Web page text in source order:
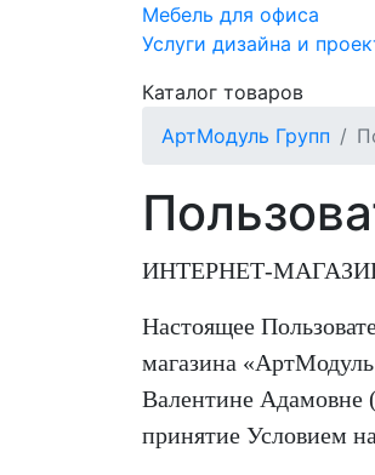
Мебель для офиса
Услуги дизайна и
Каталог товаров
АртМодуль Групп
ИНТЕРНЕТ-
Настоящее
магазина
Валентине Адамовне
принятие Условием